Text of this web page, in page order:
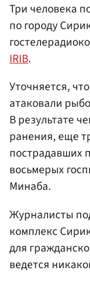
Три человека
по городу
IRIB.
Уточняется,
атаковали
В результате
ранения, еще
пострадавших
восьмерых
Минаба.
Журналисты
комплекс
для
ведется